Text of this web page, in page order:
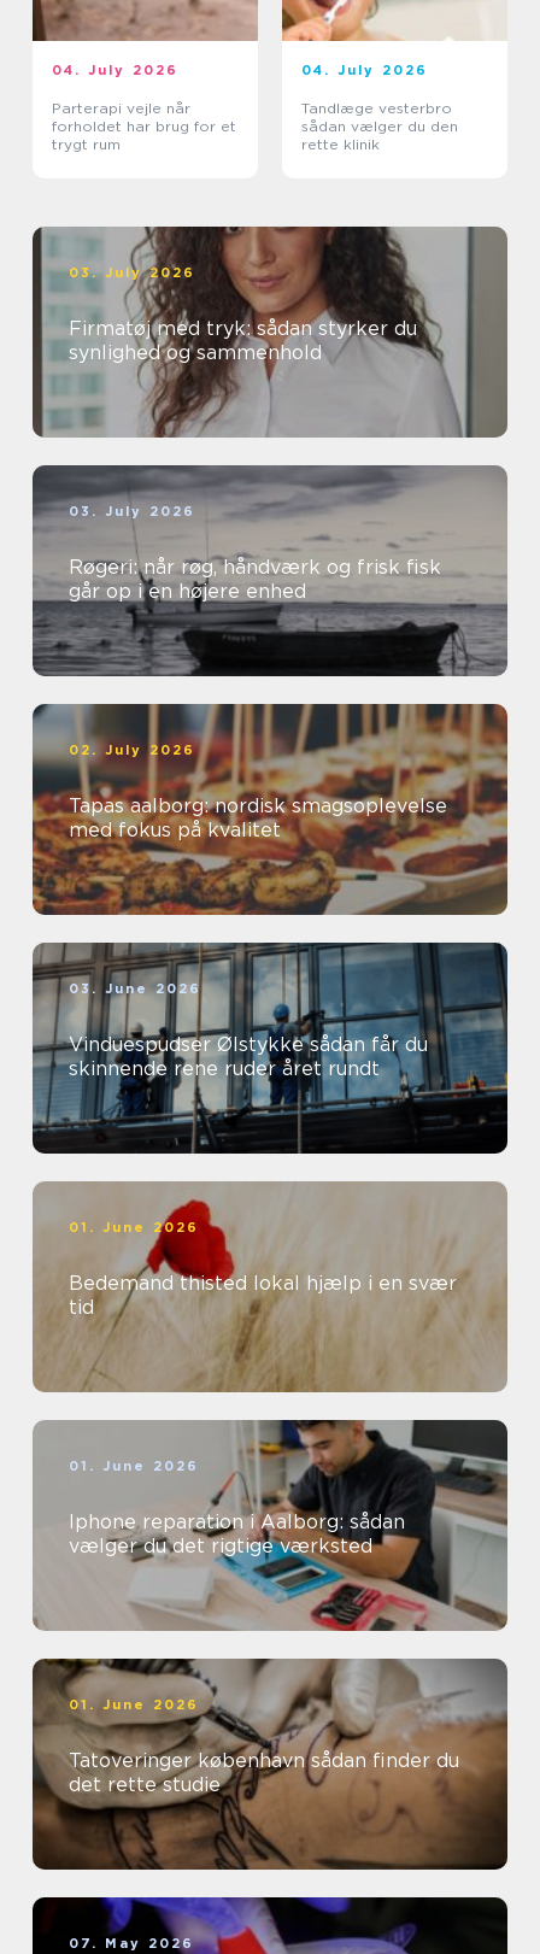
04. July 2026
Parterapi vejle når
forholdet har brug for et
trygt rum
04. July 2026
Tandlæge vesterbro
sådan vælger du den
rette klinik
03. July 2026
Firmatøj med tryk: sådan styrker du
synlighed og sammenhold
03. July 2026
Røgeri: når røg, håndværk og frisk fisk
går op i en højere enhed
02. July 2026
Tapas aalborg: nordisk smagsoplevelse
med fokus på kvalitet
03. June 2026
Vinduespudser Ølstykke sådan får du
skinnende rene ruder året rundt
01. June 2026
Bedemand thisted lokal hjælp i en svær
tid
01. June 2026
Iphone reparation i Aalborg: sådan
vælger du det rigtige værksted
01. June 2026
Tatoveringer københavn sådan finder du
det rette studie
07. May 2026